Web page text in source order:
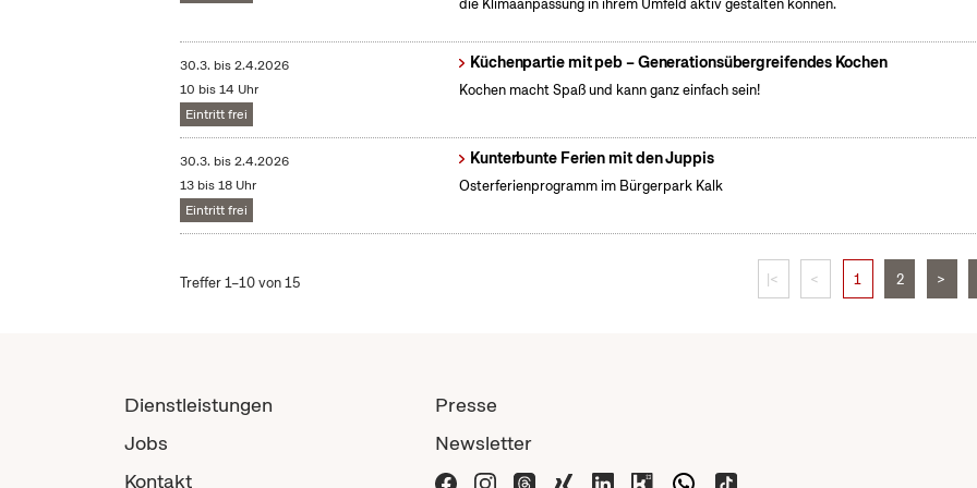
die Klimaanpassung in ihrem Umfeld aktiv gestalten können.
30.3. bis2.4.2026
10 bis 14 Uhr
Eintritt frei
Küchenpartie mit peb – Generationsübergreifendes Kochen
Kochen macht Spaß und kann ganz einfach sein!
30.3. bis2.4.2026
13 bis 18 Uhr
Eintritt frei
Kunterbunte Ferien mit den Juppis
Osterferienprogramm im Bürgerpark Kalk
Treffer 1–10 von 15 |< < 1 2 >
Dienstleistungen
Jobs
Kontakt
Presse
Newsletter